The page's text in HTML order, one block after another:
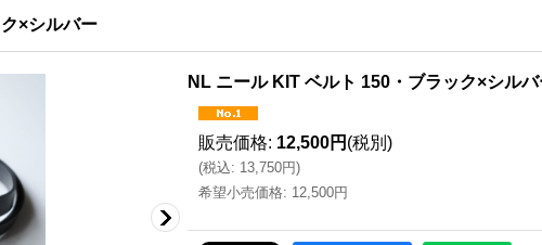
ク×シルバー
NL ニール KIT ベルト 150・ブラック×シル
販売価格: 12,500円 (税別)
(税込: 13,750円)
希望小売価格: 12,500円